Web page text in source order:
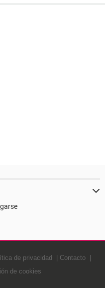
de privacidad
Contacto
de cookies